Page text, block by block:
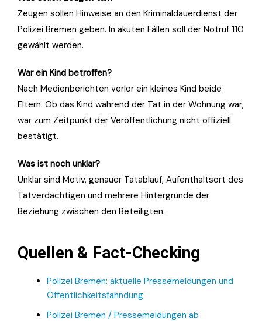
Zeugen sollen Hinweise an den Kriminaldauerdienst der
Polizei Bremen geben. In akuten Fällen soll der Notruf 110
gewählt werden.
War ein Kind betroffen?
Nach Medienberichten verlor ein kleines Kind beide
Eltern. Ob das Kind während der Tat in der Wohnung war,
war zum Zeitpunkt der Veröffentlichung nicht offiziell
bestätigt.
Was ist noch unklar?
Unklar sind Motiv, genauer Tatablauf, Aufenthaltsort des
Tatverdächtigen und mehrere Hintergründe der
Beziehung zwischen den Beteiligten.
Quellen & Fact-Checking
Polizei Bremen: aktuelle Pressemeldungen und
Öffentlichkeitsfahndung
Polizei Bremen / Pressemeldungen ab